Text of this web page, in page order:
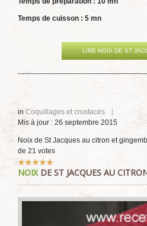
Temps de cuisson : 5 mn
LIRE NOIX DE ST
in Coquillages et crustacés
Mis à jour : 26 septembre 2015
Noix de St Jacques au citron et
de 21 votes
Vote
utilisateur: 5/5
NOIXDE ST JACQUES AU